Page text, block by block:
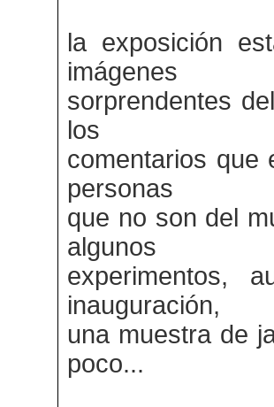
la exposición
imágenes
sorprendentes
los
comentarios que
personas
que no son del
algunos
experimentos,
inauguración,
una muestra de
poco...